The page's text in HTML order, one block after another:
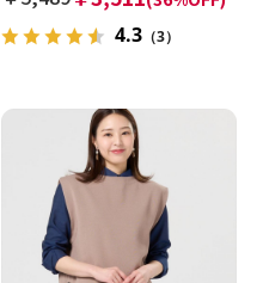
4.3 （3）